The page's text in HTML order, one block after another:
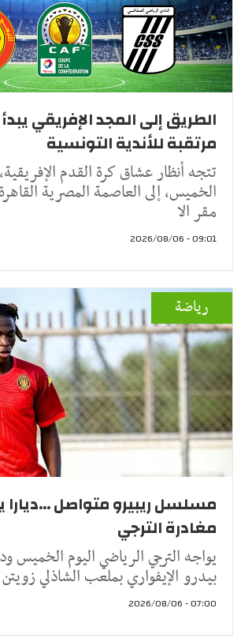
الطريق إلى المجد الإفريقي
مرتقبة للأندية التونسية
تتجه أنظار عشاق كرة القدم
الخميس، إلى العاصمة المصرية
مقر الا
09:01 - 2026/08/06
رياضة
مسلسل ريبيرو متواصل
مغادرة الترجي
يواجه الترجي الرياضي اليوم الخميس
بيدرو الإيفواري بملعب الشاذلي
07:00 - 2026/08/06